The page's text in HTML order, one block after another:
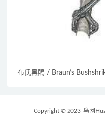
布氏黑鵙 / Braun’s
Copyright © 2023 鸟网